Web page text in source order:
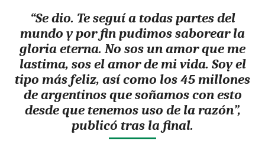
“Se dio. Te seguí a todas partes del
mundo y por fin pudimos saborear la
gloria eterna. No sos un amor que me
lastima, sos el amor de mi vida. Soy el
tipo más feliz, así como los 45 millones
de argentinos que soñamos con esto
desde que tenemos uso de la razón”,
publicó tras la final.